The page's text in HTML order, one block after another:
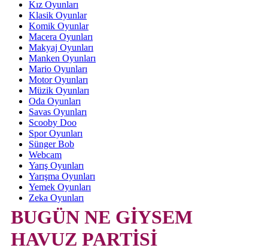
Kız Oyunları
Klasik Oyunlar
Komik Oyunlar
Macera Oyunları
Makyaj Oyunları
Manken Oyunları
Mario Oyunları
Motor Oyunları
Müzik Oyunları
Oda Oyunları
Savas Oyunları
Scooby Doo
Spor Oyunları
Sünger Bob
Webcam
Yarış Oyunları
Yarışma Oyunları
Yemek Oyunları
Zeka Oyunları
BUGÜN NE GİYSEM
HAVUZ PARTİSİ